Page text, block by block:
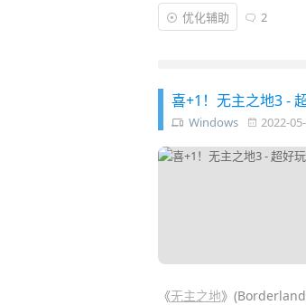
优化辅助 2
喜+1！无主之地3 -
Windows 2022-
《无主之地》